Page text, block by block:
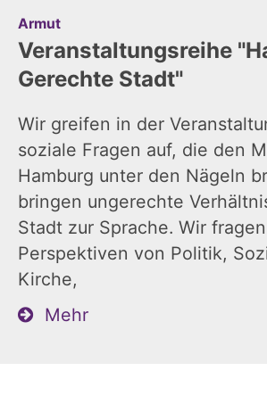
Armut:
Veranstaltungsreihe
Gerechte Stadt"
Wir greifen in der
soziale Fragen auf, die den
Hamburg unter den Nägeln
bringen ungerechte
Stadt zur Sprache. Wir
Perspektiven von Politik,
Kirche,
Mehr